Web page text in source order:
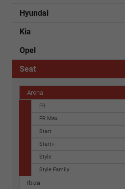
Hyundai
Kia
Opel
Seat
Arona
FR
FR Max
Start
Start+
Style
Style Family
Ibiza